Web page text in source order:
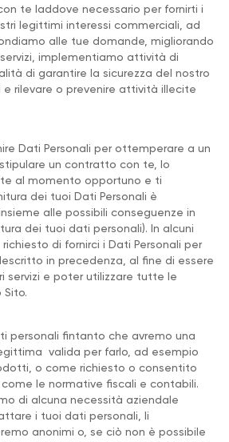
te laddove necessario per fornirti i
legittimi interessi commerciali, ad
alle tue domande, migliorando
implementiamo attività di
di garantire la sicurezza del nostro
e rilevare o prevenire attività illecite
Dati Personali per ottemperare a un
un contratto con te, lo
al momento opportuno e ti
dei tuoi Dati Personali è
alle possibili conseguenze in
dei tuoi dati personali). In alcuni
di fornirci i Dati Personali per
in precedenza, al fine di essere
servizi e poter utilizzare tutte le
Sito.
personali fintanto che avremo una
valida per farlo, ad esempio
o come richiesto o consentito
le normative fiscali e contabili.
di alcuna necessità aziendale
i tuoi dati personali, li
anonimi o, se ciò non è possibile